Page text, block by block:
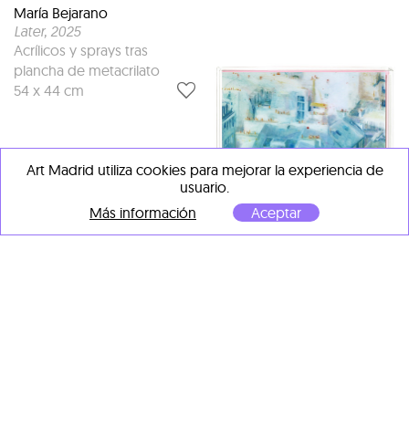
María Bejarano
Later, 2025
Acrílicos y sprays tras
plancha de metacrilato
54 x 44 cm
Art Madrid utiliza cookies para mejorar la experiencia de
usuario.
Más información
Aceptar